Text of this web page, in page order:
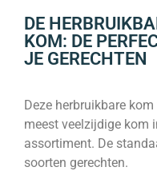
DE
KOM: DE
JE GERECHTEN
Deze herbruikbare
meest veelzijdige kom
assortiment. De
soorten gerechten.